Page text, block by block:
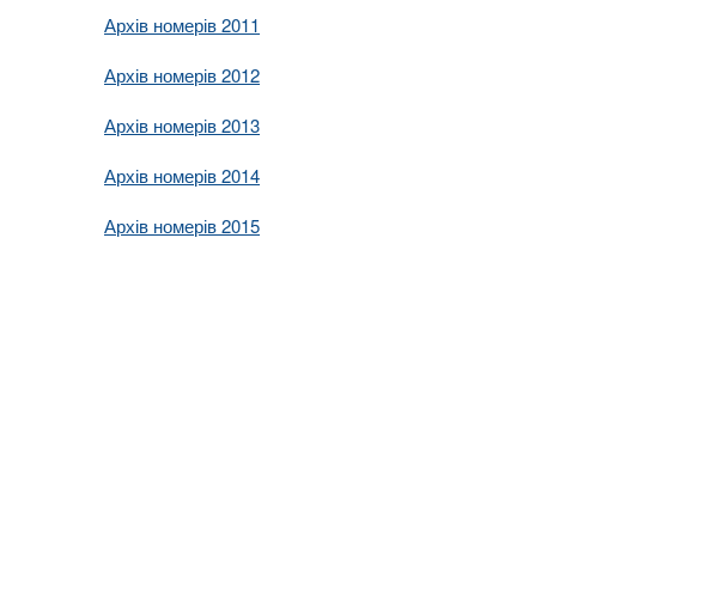
Архів номерів 2011
Архів номерів 2012
Архів номерів 2013
Архів номерів 2014
Архів номерів 2015